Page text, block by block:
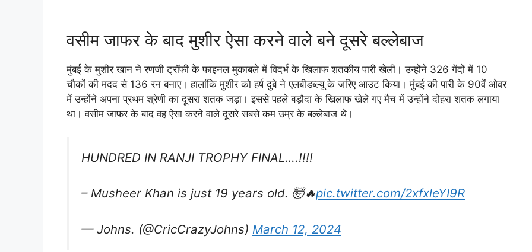
वसीम जाफर के बाद मुशीर ऐसा करने वाले बने दूसरे बल्लेबाज
मुंबई के मुशीर खान ने रणजी ट्रॉफी के फाइनल मुकाबले में विदर्भ के खिलाफ शतकीय पारी खेली। उन्होंने 326 गेंदों में 10
चौकों की मदद से 136 रन बनाए। हालांकि मुशीर को हर्ष दुबे ने एलबीडब्ल्यू के जरिए आउट किया। मुंबई की पारी के 90वें ओवर
में उन्होंने अपना प्रथम श्रेणी का दूसरा शतक जड़ा। इससे पहले बड़ौदा के खिलाफ खेले गए मैच में उन्होंने दोहरा शतक लगाया
था। वसीम जाफर के बाद वह ऐसा करने वाले दूसरे सबसे कम उम्र के बल्लेबाज थे।
HUNDRED IN RANJI TROPHY FINAL….!!!!
– Musheer Khan is just 19 years old. 🤯🔥pic.twitter.com/2xfxleYI9R
— Johns. (@CricCrazyJohns) March 12, 2024